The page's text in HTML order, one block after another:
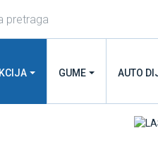
GUME AUTO